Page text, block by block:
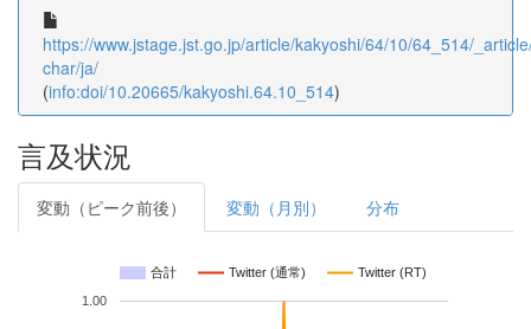
https://www.jstage.jst.go.jp/article/kakyoshi/64/10/64_514/
char/ja/
(info:doi/10.20665/kakyoshi.64.10_514)
言及状況
変動（ピーク前後） 変動（月別） 分布
合計 Twitter (通常) Twitter (RT)
1.00